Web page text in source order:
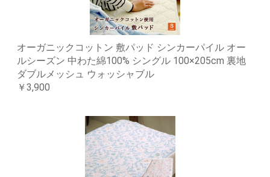
オーガニックコットン 敷パッド シンカーパイル オー
ルシーズン 中わた綿100% シングル 100×205cm 裏地
ダブルメッシュ ウォッシャブル
￥3,900